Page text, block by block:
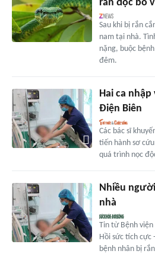
rắn độc bò
Sau khi bị rắn
nam tại nhà.
nặng, buộc
đêm.
Hai ca
Điện Biên
Các bác sĩ
tiến hành sơ
quá trình nọc
Nhiều
nhà
Tin từ Bệnh
Hồi sức tích cực
bệnh nhân bị